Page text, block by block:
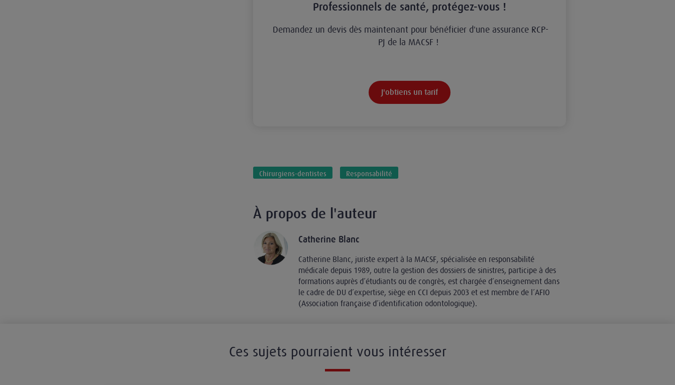
Professionnels de santé, protégez-vous !
Demandez un devis dès maintenant pour bénéficier d'une assurance RCP-
PJ de la MACSF !
J'obtiens un tarif
Chirurgiens-dentistes Responsabilité
À propos de l'auteur
Catherine Blanc
Catherine Blanc, juriste expert à la MACSF, spécialisée en responsabilité
médicale depuis 1989, outre la gestion des dossiers de sinistres, participe à des
formations auprès d’étudiants ou de congrès, est chargée d’enseignement dans
le cadre de DU d’expertise, siège en CCI depuis 2003 et est membre de l’AFIO
(Association française d’identification odontologique).
Ces sujets pourraient vous intéresser